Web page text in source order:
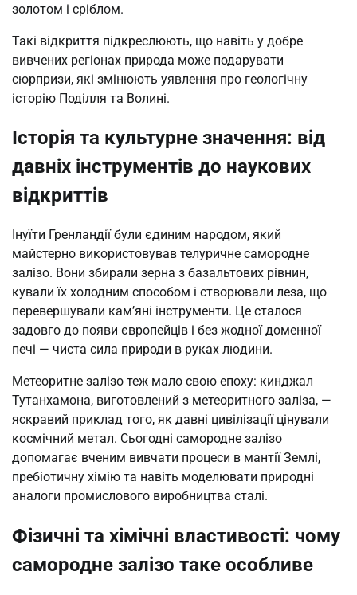
золотом і сріблом.
Такі відкриття підкреслюють, що навіть у добре
вивчених регіонах природа може подарувати
сюрпризи, які змінюють уявлення про геологічну
історію Поділля та Волині.
Історія та культурне значення: від
давніх інструментів до наукових
відкриттів
Інуїти Гренландії були єдиним народом, який
майстерно використовував телуричне самородне
залізо. Вони збирали зерна з базальтових рівнин,
кували їх холодним способом і створювали леза, що
перевершували кам’яні інструменти. Це сталося
задовго до появи європейців і без жодної доменної
печі — чиста сила природи в руках людини.
Метеоритне залізо теж мало свою епоху: кинджал
Тутанхамона, виготовлений з метеоритного заліза, —
яскравий приклад того, як давні цивілізації цінували
космічний метал. Сьогодні самородне залізо
допомагає вченим вивчати процеси в мантії Землі,
пребіотичну хімію та навіть моделювати природні
аналоги промислового виробництва сталі.
Фізичні та хімічні властивості: чому
самородне залізо таке особливе